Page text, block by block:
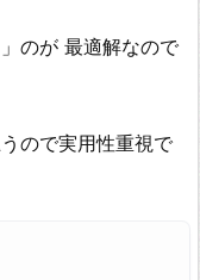
のが 最適解なので
ので実用性重視で